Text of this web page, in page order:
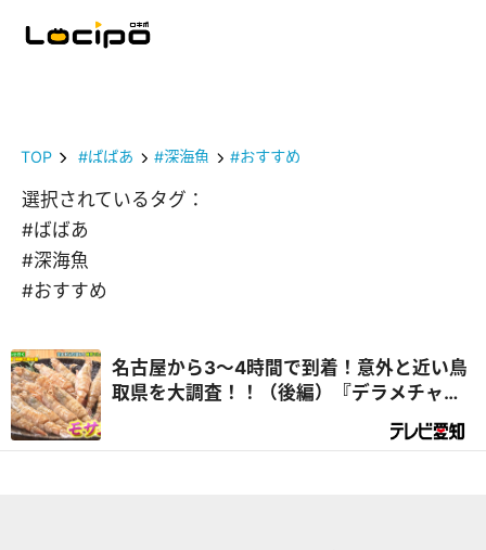
TOP #ばばあ #深海魚 #おすすめ
選択されているタグ：
#ばばあ
#深海魚
#おすすめ
名古屋から3～4時間で到着！意外と近い鳥
取県を大調査！！（後編）『デラメチャ気